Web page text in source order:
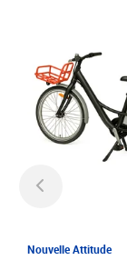
Nouvelle Attitude